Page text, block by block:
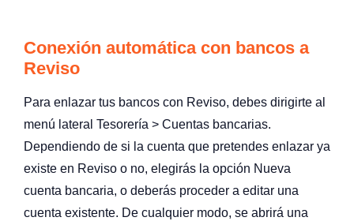
Conexión automática con bancos a
Reviso
Para enlazar tus bancos con Reviso, debes dirigirte al
menú lateral Tesorería > Cuentas bancarias.
Dependiendo de si la cuenta que pretendes enlazar ya
existe en Reviso o no, elegirás la opción Nueva
cuenta bancaria, o deberás proceder a editar una
cuenta existente. De cualquier modo, se abrirá una